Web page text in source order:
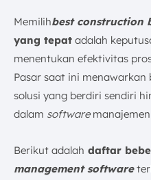
Memilihbest construction
yang tepat adalah
menentukan efektivitas
Pasar saat ini
solusi yang berdiri sendiri
dalam softwaremanajemen
Berikut adalah daftar
management software